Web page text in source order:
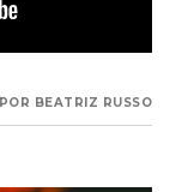
POR BEATRIZ RUSSO